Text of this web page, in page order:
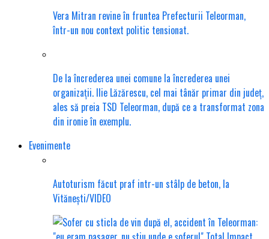
Vera Mitran revine în fruntea Prefecturii Teleorman,
într-un nou context politic tensionat.
De la încrederea unei comune la încrederea unei
organizații. Ilie Lăzărescu, cel mai tânăr primar din județ,
ales să preia TSD Teleorman, după ce a transformat zona
din ironie în exemplu.
Evenimente
Autoturism făcut praf intr-un stâlp de beton, la
Vitănești/VIDEO